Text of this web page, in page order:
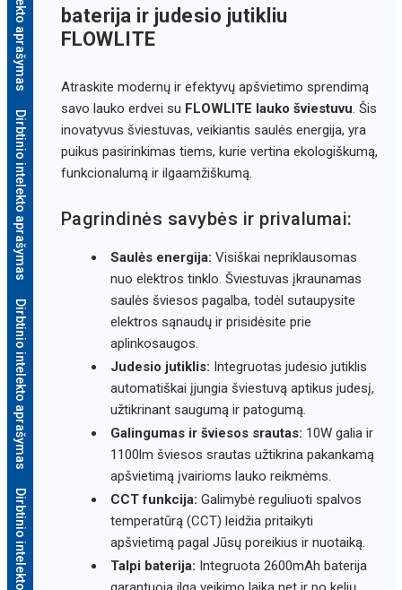
Dirbtinio intelekto aprašymas
Dirbtinio intelekto aprašymas
baterija ir judesio jutikliu
FLOWLITE
Atraskite modernų ir efektyvų apšvietimo sprendimą
savo lauko erdvei su FLOWLITE lauko šviestuvu . Šis
inovatyvus šviestuvas, veikiantis saulės energija, yra
puikus pasirinkimas tiems, kurie vertina ekologiškumą,
funkcionalumą ir ilgaamžiškumą.
Pagrindinės savybės ir privalumai:
Saulės energija: Visiškai nepriklausomas
nuo elektros tinklo. Šviestuvas įkraunamas
saulės šviesos pagalba, todėl sutaupysite
elektros sąnaudų ir prisidėsite prie
aplinkosaugos.
Judesio jutiklis: Integruotas judesio jutiklis
automatiškai įjungia šviestuvą aptikus judesį,
užtikrinant saugumą ir patogumą.
Galingumas ir šviesos srautas: 10W galia ir
1100lm šviesos srautas užtikrina pakankamą
apšvietimą įvairioms lauko reikmėms.
CCT funkcija: Galimybė reguliuoti spalvos
temperatūrą (CCT) leidžia pritaikyti
apšvietimą pagal Jūsų poreikius ir nuotaiką.
Talpi baterija: Integruota 2600mAh baterija